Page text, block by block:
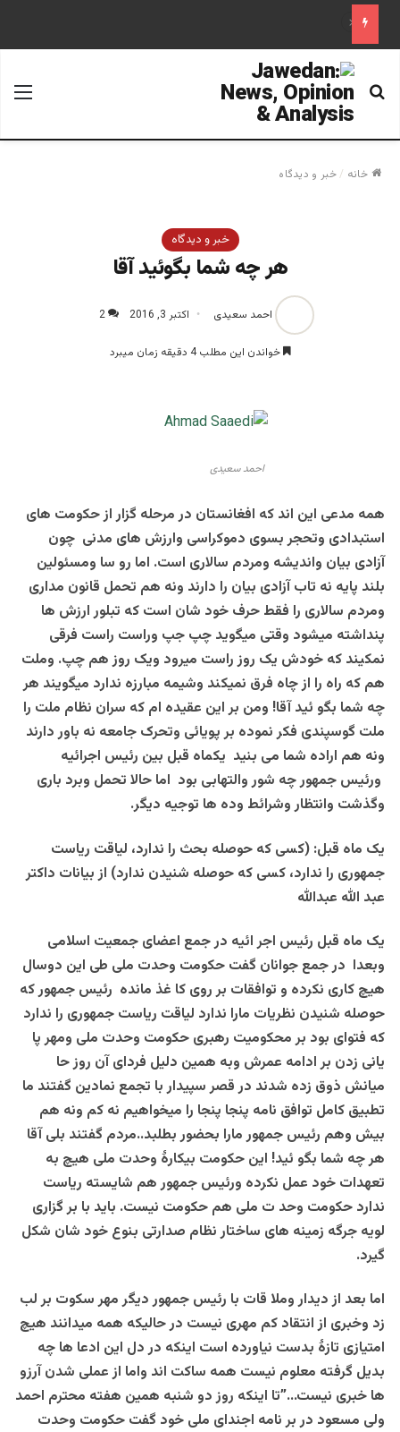
علم تاریخ
جستجو برای
خانه /خبر و دیدگاه
خبر و دیدگاه
هر چه شما بگوئید آقا
احمد سعیدی اکتبر 3, 2016 2
خواندن این مطلب 4 دقیقه زمان میبرد
احمد سعیدی
همه مدعی این اند که افغانستان در مرحله گزار از حکومت های
استبدادی وتحجر بسوی دموکراسی وارزش های مدنی چون
آزادی بیان واندیشه ومردم سالاری است. اما رو سا ومسئولین
بلند پایه نه تاب آزادی بیان را دارند ونه هم تحمل قانون مداری
ومردم سالاری را فقط حرف خود شان است که تبلور ارزش ها
پنداشته میشود وقتی میگوید چپ جپ وراست راست فرقی
نمکیند که خودش یک روز راست میرود ویک روز هم چپ. وملت
هم که راه را از چاه فرق نمیکند وشیمه مبارزه ندارد میگویند هر
چه شما بگو ئید آقا! ومن بر این عقیده ام که سران نظام ملت را
ملت گوسپندی فکر نموده بر پویائی وتحرک جامعه نه باور دارند
ونه هم اراده شما می بنید یکماه قبل بین رئیس اجرائیه
ورئیس جمهور چه شور والتهابی بود اما حالا تحمل وبرد باری
وگذشت وانتظار وشرائط وده ها توجیه دیگر.
یک ماه قبل: (کسی که حوصله بحث را ندارد، لیاقت ریاست
جمهوری را ندارد، کسی که حوصله شنیدن ندارد) از بیانات داکتر
عبد الله عبدالله
یک ماه قبل رئیس اجر ائیه در جمع اعضای جمعیت اسلامی
وبعدا در جمع جوانان گفت حکومت وحدت ملی طی این دوسال
هیچ کاری نکرده و توافقات بر روی کا غذ مانده رئیس جمهور که
حوصله شنیدن نظریات مارا ندارد لیاقت ریاست جمهوری را ندارد
که فتوای بود بر محکومیت رهبری حکومت وحدت ملی ومهر پا
یانی زدن بر ادامه عمرش وبه همین دلیل فردای آن روز حا
میانش ذوق زده شدند در قصر سپیدار با تجمع نمادین گفتند ما
تطبیق کامل توافق نامه پنجا پنجا را میخواهیم نه کم ونه هم
بیش وهم رئیس جمهور مارا بحضور بطلبد..مردم گفتند بلی آقا
هر چه شما بگو ئید! این حکومت بیکارۀ وحدت ملی هیچ به
تعهدات خود عمل نکرده ورئیس جمهور هم شایسته ریاست
ندارد حکومت وحد ت ملی هم حکومت نیست. باید با بر گزاری
لویه جرگه زمینه های ساختار نظام صدارتی بنوع خود شان شکل
گیرد.
اما بعد از دیدار وملا قات با رئیس جمهور دیگر مهر سکوت بر لب
زد وخبری از انتقاد کم مهری نیست در حالیکه همه میدانند هیچ
امتیازی تازۀ بدست نیاورده است اینکه در دل این ادعا ها چه
بدیل گرفته معلوم نیست همه ساکت اند واما از عملی شدن آرزو
ها خبری نیست…”تا اینکه روز دو شنبه همین هفته محترم احمد
ولی مسعود در بر نامه اجندای ملی خود گفت حکومت وحدت